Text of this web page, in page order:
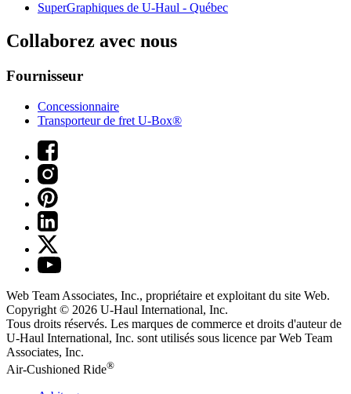
SuperGraphiques de U-Haul - Québec
Collaborez avec nous
Fournisseur
Concessionnaire
Transporteur de fret U-Box®
Web Team Associates, Inc., propriétaire et exploitant du site Web.
Copyright © 2026 U-Haul International, Inc.
Tous droits réservés. Les marques de commerce et droits d'auteur de
U-Haul International, Inc. sont utilisés sous licence par Web Team
Associates, Inc.
Air-Cushioned Ride®